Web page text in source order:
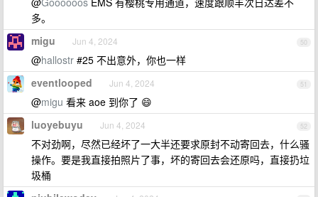
多。
50
migu Jun 4, 2024
@hallostr #25 不出意外，你也一样
51
eventlooped Jun 4, 2024
@migu 看来 aoe 到你了 😄
52
luoyebuyu Jun 4, 2024
不对劲啊，尽然已经坏了一大半还要求原封不动寄回去，什么骚
操作。要是我直接拍照片了事，坏的寄回去会还原吗，直接扔垃
圾桶